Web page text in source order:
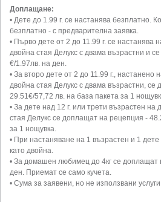
Доплащане:
• Дете до 1.99 г. се настанява безплатно.
безплатно - с предварителна заявка.
• Първо дете от 2 до 11.99 г. се настанява
двойна стая Делукс с двама възрастни и
€/1.97лв. на ден.
• За второ дете от 2 до 11.99 г., настанено
двойна стая Делукс с двама възрастни,
29.51€/57,72 лв. на база пакета за 1
• За дете над 12 г. или трети възрастен
стая Делукс се доплащат на рецепция -
за 1 нощувка.
• При настаняване на 1 възрастен и 1 дете
като двойна.
• За домашен любимец до 4кг се доплащат
ден. Приемат се само кучета.
• Сума за заявени, но не използвани